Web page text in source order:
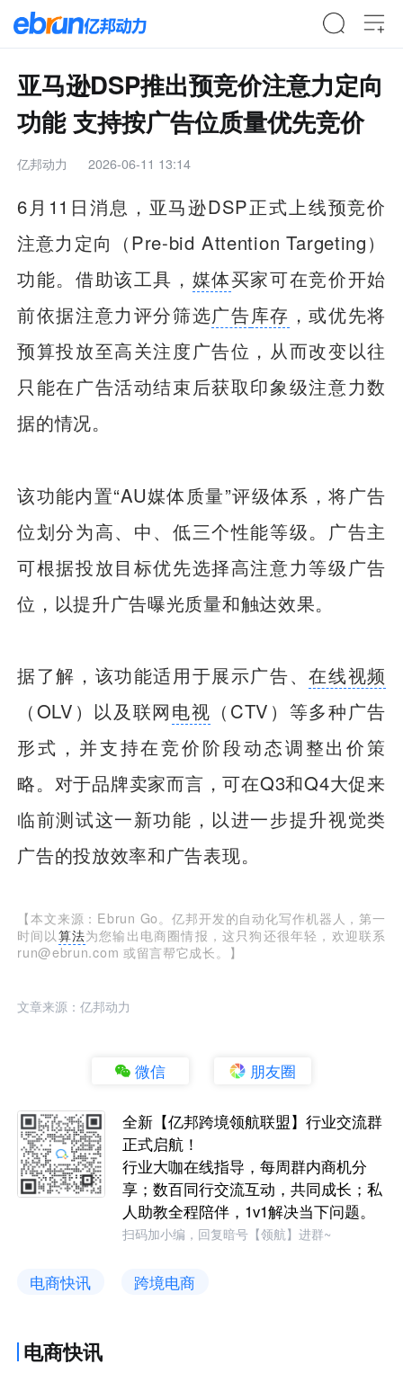
亚马逊DSP推出预竞价注意力定向
功能 支持按广告位质量优先竞价
亿邦动力 2026-06-11 13:14
6月11日消息，亚马逊DSP正式上线预竞价
注意力定向（Pre-bid Attention Targeting）
功能。借助该工具， 媒体买家可在竞价开始
前依据注意力评分筛选广告库存 ，或优先将
预算投放至高关注度广告位，从而改变以往
只能在广告活动结束后获取印象级注意力数
据的情况。
该功能内置“AU媒体质量”评级体系，将广告
位划分为高、中、低三个性能等级。广告主
可根据投放目标优先选择高注意力等级广告
位，以提升广告曝光质量和触达效果。
据了解，该功能适用于展示广告、在线视频
（OLV）以及联网电视 （CTV）等多种广告
形式，并支持在竞价阶段动态调整出价策
略。对于品牌卖家而言，可在Q3和Q4大促来
临前测试这一新功能，以进一步提升视觉类
广告的投放效率和广告表现。
【本文来源：Ebrun Go。亿邦开发的自动化写作机器人，第一
时间以 算法为您输出电商圈情报，这只狗还很年轻，欢迎联系
run@ebrun.com 或留言帮它成长。】
文章来源：亿邦动力
微信 朋友圈
全新【亿邦跨境领航联盟】行业交流群
正式启航！
行业大咖在线指导，每周群内商机分
享；数百同行交流互动，共同成长；私
人助教全程陪伴，1v1解决当下问题。
扫码加小编，回复暗号【领航】进群~
电商快讯 跨境电商
电商快讯